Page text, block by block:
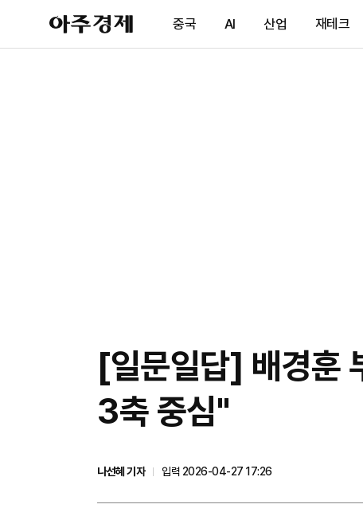
아
주
제
중국 AI 산업 재테크
[일문일답] 배경훈
3축 중심"
나선혜 기자
입력 2026-04-27 17:26